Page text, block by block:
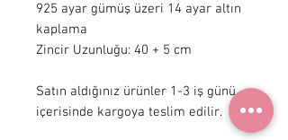
925 ayar gümüş üzeri 14 ayar altın
kaplama
Zincir Uzunluğu: 40 + 5 cm
Satın aldığınız ürünler 1-3 iş günü
içerisinde kargoya teslim edilir.